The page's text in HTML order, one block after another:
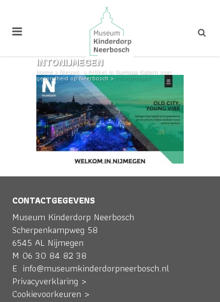
INTONIJMEGEN
Home > Nieuws > Artikel in Numaga Katern over
gezondheid op Neerbosch>intonijmegen
CONTACTGEGEVENS
Museum Kinderdorp Neerbosch
Scherpenkampweg 58
6545 AL Nijmegen
M 06 30 84 82 38
E info@museumkinderdorpneerbosch.nl
Privacyverklaring >
Cookievoorkeuren >